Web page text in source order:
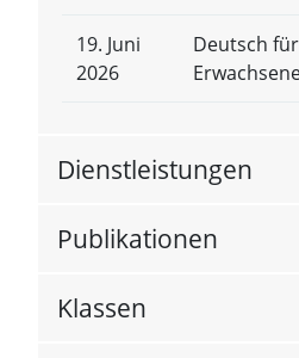
19. Juni
2026
Deutsch
Dienstleistungen
Publikationen
Klassen